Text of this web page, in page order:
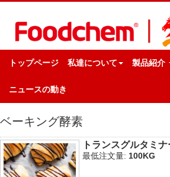
トップページ 私達について 製品紹介
ニュースの動き
ベーキング酵素
トランスグルタミ
最低注文量: 100KG